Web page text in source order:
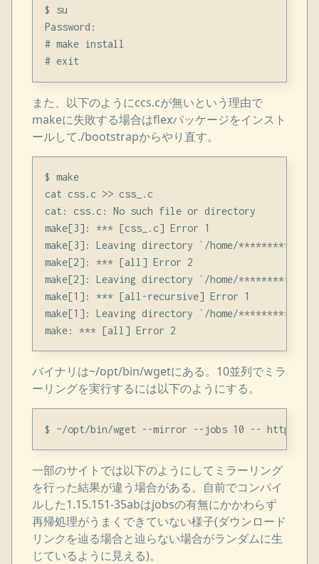
$ su
Password:
# make install
また、以下のようにccs.cが無いという理由で
makeに失敗する場合はflexパッケージをインスト
ールして./bootstrapからやり直す。
$ make
cat css.c >> css_.c
cat: css.c: No such file or directory
make[3]: *** [css_.c] Error 1
make[3]: Leaving directory `/home/
make[2]: *** [all] Error 2
make[2]: Leaving directory `/home/
make[1]: *** [all-recursive] Error 1
make[1]: Leaving directory `/home/
バイナリは~/opt/bin/wgetにある。10並列でミラ
ーリングを実行するには以下のようにする。
一部のサイトでは以下のようにしてミラーリング
を行った結果が違う場合がある。自前でコンパイ
ルした1.15.151-35abはjobsの有無にかかわらず
再帰処理がうまくできていない様子(ダウンロード
リンクを辿る場合と辿らない場合がランダムに生
じているように見える)。